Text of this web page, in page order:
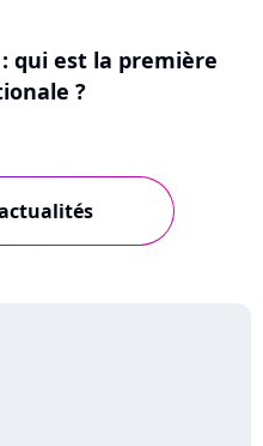
qui est la première
?